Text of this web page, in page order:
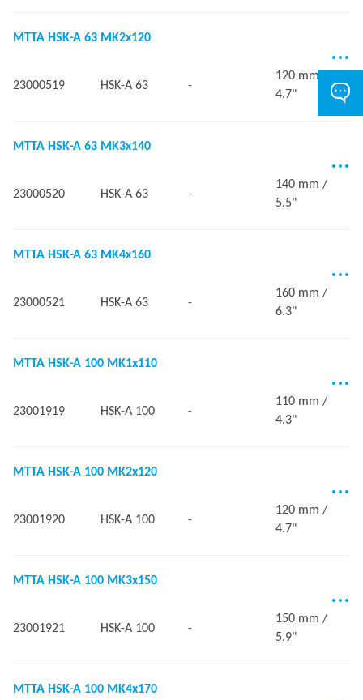
MTTA HSK-A 63 MK2x120
23000519 HSK-A 63 -
120 mm /
4.7"
MTTA HSK-A 63 MK3x140
23000520 HSK-A 63 -
140 mm /
5.5"
MTTA HSK-A 63 MK4x160
23000521 HSK-A 63 -
160 mm /
6.3"
MTTA HSK-A 100 MK1x110
23001919 HSK-A 100 -
110 mm /
4.3"
MTTA HSK-A 100 MK2x120
23001920 HSK-A 100 -
120 mm /
4.7"
MTTA HSK-A 100 MK3x150
23001921 HSK-A 100 -
150 mm /
5.9"
MTTA HSK-A 100 MK4x170